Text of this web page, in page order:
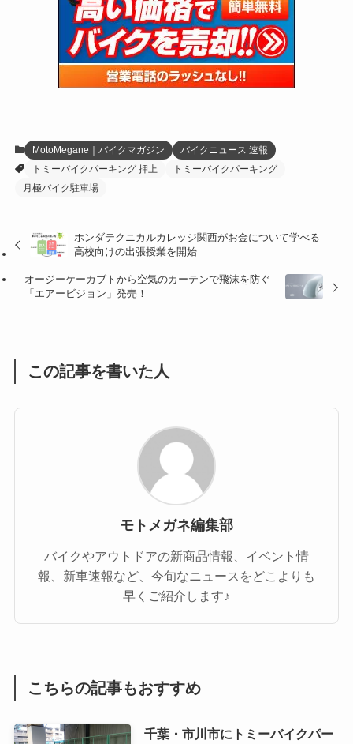
(63)
(109)
(15)
(5)
(17)
(5)
(27)
(61)
(13)
(60)
(171)
(38)
(47)
(59)
(41)
(47)
(35)
(41)
(12)
(16)
(4)
(16)
(1)
MotoMegane｜バイクマガジン
バイクニュース 速報
トミーバイクパーキング 押上
トミーバイクパーキング
月極バイク駐車場
ホンダテクニカルカレッジ関西がお金について学べる
高校向けの出張授業を開始
オージーケーカブトから空気のカーテンで飛沫を防ぐ
「エアービジョン」発売！
この記事を書いた人
モトメガネ編集部
バイクやアウトドアの新商品情報、イベント情
報、新車速報など、今旬なニュースをどこよりも
早くご紹介します♪
こちらの記事もおすすめ
千葉・市川市にトミーバイクパー